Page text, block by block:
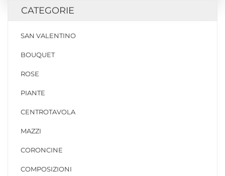
CATEGORIE
SAN VALENTINO
BOUQUET
ROSE
PIANTE
CENTROTAVOLA
MAZZI
CORONCINE
COMPOSIZIONI